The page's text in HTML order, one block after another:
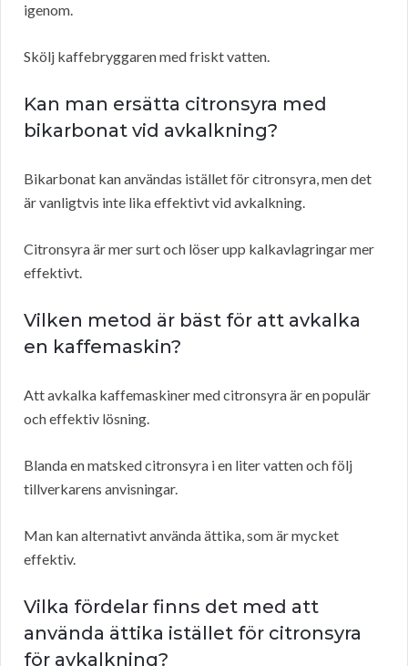
igenom.
Skölj kaffebryggaren med friskt vatten.
Kan man ersätta citronsyra med
bikarbonat vid avkalkning?
Bikarbonat kan användas istället för citronsyra, men det
är vanligtvis inte lika effektivt vid avkalkning.
Citronsyra är mer surt och löser upp kalkavlagringar mer
effektivt.
Vilken metod är bäst för att avkalka
en kaffemaskin?
Att avkalka kaffemaskiner med citronsyra är en populär
och effektiv lösning.
Blanda en matsked citronsyra i en liter vatten och följ
tillverkarens anvisningar.
Man kan alternativt använda ättika, som är mycket
effektiv.
Vilka fördelar finns det med att
använda ättika istället för citronsyra
för avkalkning?